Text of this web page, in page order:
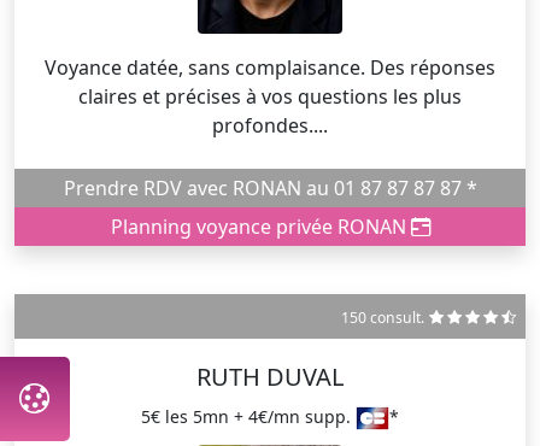
Voyance datée, sans complaisance. Des réponses
claires et précises à vos questions les plus
profondes....
Prendre RDV avec RONAN au 01 87 87 87 87 *
Planning voyance privée RONAN
150 consult.
RUTH DUVAL
5€ les 5mn + 4€/mn supp. *